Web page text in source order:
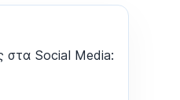
στα Social Media: